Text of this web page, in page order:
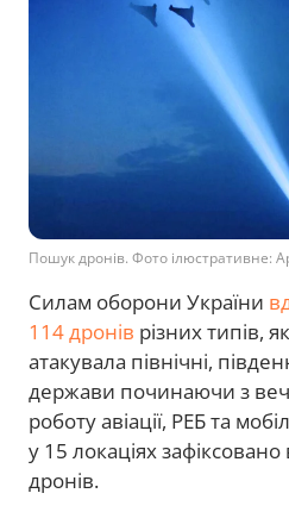
Пошук дронів. Фото ілюстративне:
Силам оборони України
114 дронів різних типів,
атакувала північні,
держави починаючи з
роботу авіації, РЕБ та
у 15 локаціях
дронів.